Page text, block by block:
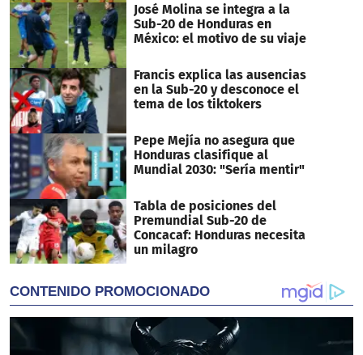
José Molina se integra a la
Sub-20 de Honduras en
México: el motivo de su viaje
Francis explica las ausencias
en la Sub-20 y desconoce el
tema de los tiktokers
Pepe Mejía no asegura que
Honduras clasifique al
Mundial 2030: "Sería mentir"
Tabla de posiciones del
Premundial Sub-20 de
Concacaf: Honduras necesita
un milagro